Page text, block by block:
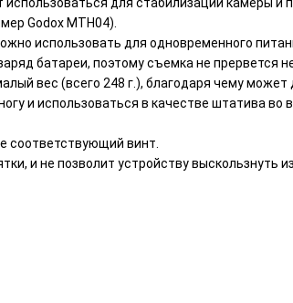
Godox MTH04).
использовать для одновременного
батареи, поэтому съемка не прервется
вес (всего 248 г.), благодаря чему
и использоваться в качестве штатива
соответствующий винт.
и не позволит устройству выскользнуть